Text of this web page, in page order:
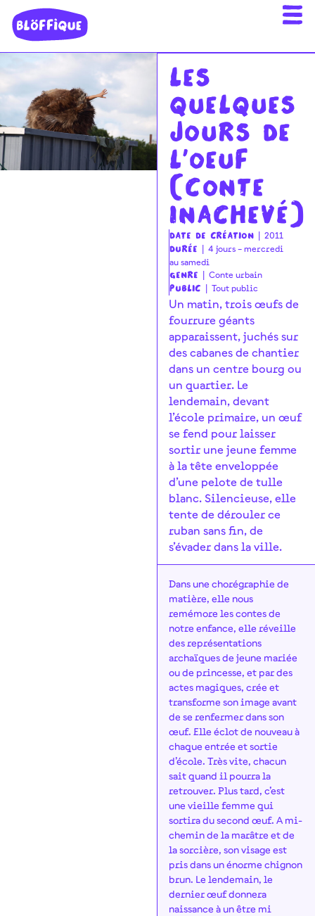
Les
quelques
jours de
l'oeuf
(conte
inachevé)
Date de création |2011
Durée |4 jours – mercredi
au samedi
Genre |Conte urbain
Public |Tout public
Un matin, trois œufs de
fourrure géants
apparaissent, juchés sur
des cabanes de chantier
dans un centre bourg ou
un quartier. Le
lendemain, devant
l’école primaire, un œuf
se fend pour laisser
sortir une jeune femme
à la tête enveloppée
d’une pelote de tulle
blanc. Silencieuse, elle
tente de dérouler ce
ruban sans fin, de
s’évader dans la ville.
Dans une chorégraphie de
matière, elle nous
remémore les contes de
notre enfance, elle réveille
des représentations
archaïques de jeune mariée
ou de princesse, et par des
actes magiques, crée et
transforme son image avant
de se renfermer dans son
œuf. Elle éclot de nouveau à
chaque entrée et sortie
d’école. Très vite, chacun
sait quand il pourra la
retrouver. Plus tard, c’est
une vieille femme qui
sortira du second œuf. A mi-
chemin de la marâtre et de
la sorcière, son visage est
pris dans un énorme chignon
brun. Le lendemain, le
dernier œuf donnera
naissance à un être mi